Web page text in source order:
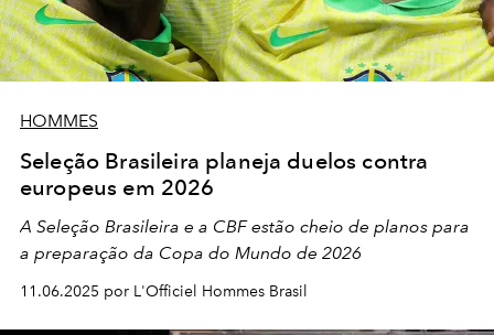
HOMMES
Seleção Brasileira planeja duelos contra
europeus em 2026
A Seleção Brasileira e a CBF estão cheio de planos para
a preparação da Copa do Mundo de 2026
11.06.2025 por L'Officiel Hommes Brasil